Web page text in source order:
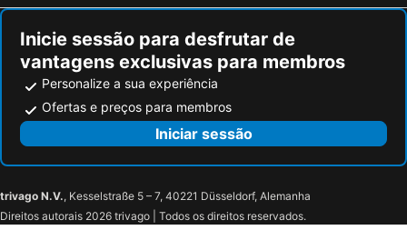
Inicie sessão para desfrutar de
vantagens exclusivas para membros
Personalize a sua experiência
Ofertas e preços para membros
Iniciar sessão
trivago N.V., Kesselstraße 5 – 7, 40221 Düsseldorf, Alemanha
Direitos autorais 2026 trivago | Todos os direitos reservados.